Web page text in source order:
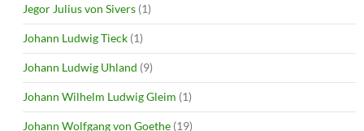
Jegor Julius von Sivers (1)
Johann Ludwig Tieck (1)
Johann Ludwig Uhland (9)
Johann Wilhelm Ludwig Gleim (1)
Johann Wolfgang von Goethe (19)